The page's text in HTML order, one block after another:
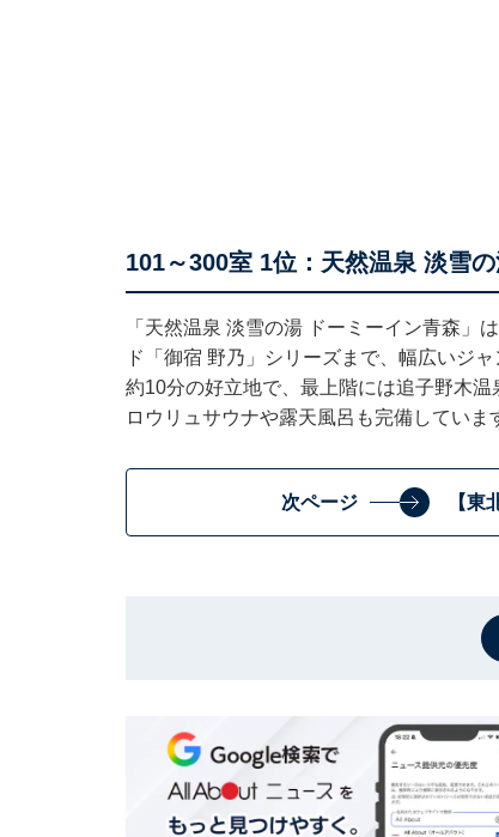
101～300室 1位：天然温泉 淡雪
「天然温泉 淡雪の湯 ドーミーイン青森」
ド「御宿 野乃」シリーズまで、幅広いジ
約10分の好立地で、最上階には追子野木
ロウリュサウナや露天風呂も完備していま
次ページ 【東